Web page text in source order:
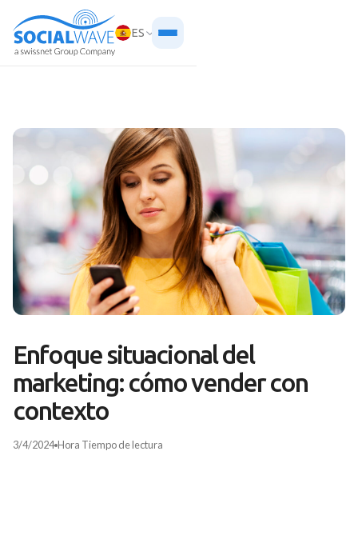
ES
Enfoque situacional del
marketing: cómo vender con
contexto
3/4/2024 Hora Tiempo de lectura